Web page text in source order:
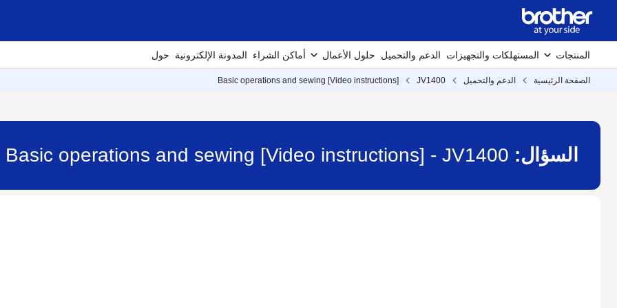
المنتجات المستهلكات والتجهيزات الدعم والتحميل حلول الأعمال أماكن الشراء المدونة الإلكترونية حول
الصفحة الرئيسية الدعم والتحميل JV1400
Basic operations and sewing [Video instructions]
السؤال: Basic operations and sewing [Video instructions] - JV1400